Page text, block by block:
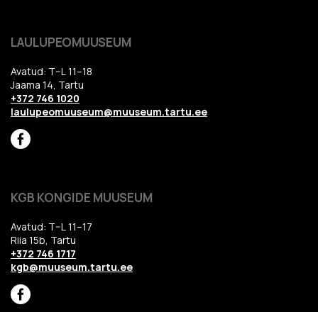
LAULUPEOMUUSEUM
Avatud: T–L 11–18
Jaama 14, Tartu
+372 746 1020
laulupeomuuseum@muuseum.tartu.ee
KGB KONGIDE MUUSEUM
Avatud: T–L 11–17
Riia 15b, Tartu
+372 746 1717
kgb@muuseum.tartu.ee